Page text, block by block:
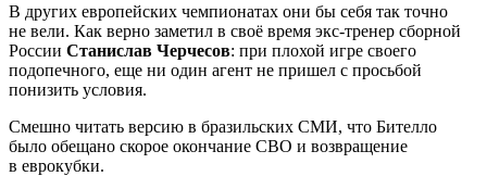
В других европейских чемпионатах они бы себя так точно
не вели. Как верно заметил в своё время экс-тренер сборной
России Станислав Черчесов: при плохой игре своего
подопечного, еще ни один агент не пришел с просьбой
понизить условия.
Смешно читать версию в бразильских СМИ, что Бителло
было обещано скорое окончание СВО и возвращение
в еврокубки.